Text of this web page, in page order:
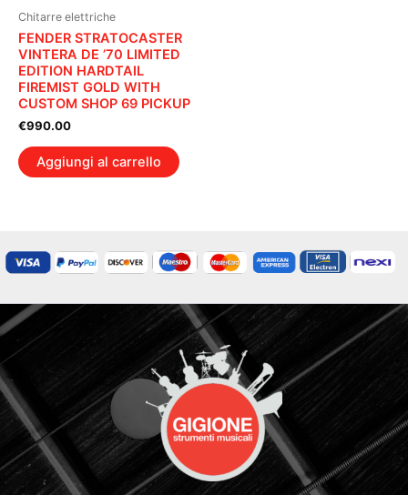
Chitarre elettriche
FENDER STRATOCASTER
VINTERA DE ’70 LIMITED
EDITION HARDTAIL
FIREMIST GOLD WITH
CUSTOM SHOP 69 PICKUP
€990.00
Aggiungi al carrello